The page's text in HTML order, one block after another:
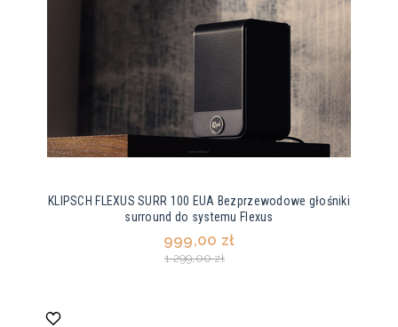
KLIPSCH FLEXUS SURR 100 EUA Bezprzewodowe głośniki
surround do systemu Flexus
999,00 zł
1 299,00 zł